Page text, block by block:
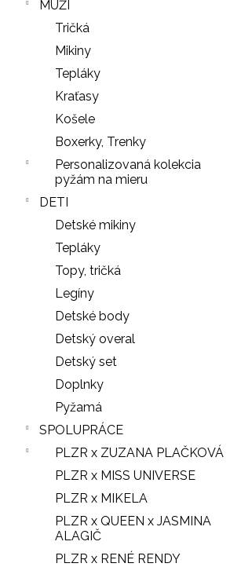
MUŽI
Tričká
Mikiny
Tepláky
Kraťasy
Košele
Boxerky, Trenky
Personalizovaná kolekcia
pyžám na mieru
DETI
Detské mikiny
Tepláky
Topy, tričká
Legíny
Detské body
Detský overal
Detský set
Doplnky
Pyžamá
SPOLUPRÁCE
PLZR x ZUZANA PLAČKOVÁ
PLZR x MISS UNIVERSE
PLZR x MIKELA
PLZR x QUEEN x JASMINA
ALAGIČ
PLZR x RENÉ RENDY
LEGÍNY
PUSH-
UP
29
€